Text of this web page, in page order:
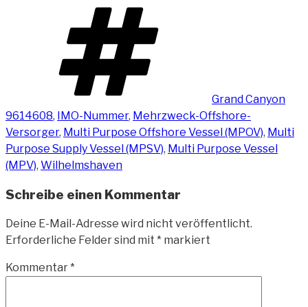
Grand Canyon
9614608, IMO-Nummer, Mehrzweck-Offshore-
Versorger, Multi Purpose Offshore Vessel (MPOV), Multi
Purpose Supply Vessel (MPSV), Multi Purpose Vessel
(MPV), Wilhelmshaven
Schreibe einen Kommentar
Deine E-Mail-Adresse wird nicht veröffentlicht.
Erforderliche Felder sind mit * markiert
Kommentar*